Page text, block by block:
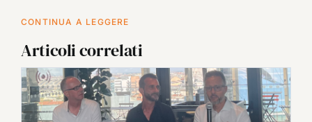
CONTINUA A LEGGERE
Articoli correlati